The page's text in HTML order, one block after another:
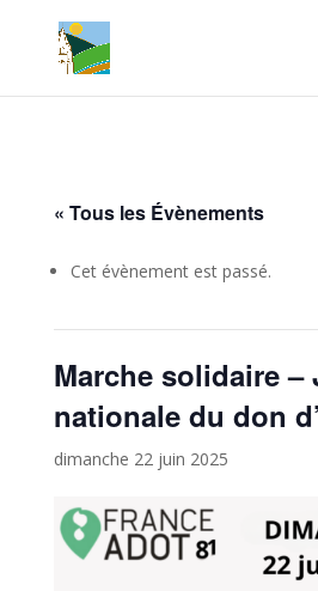
« Tous les Évènements
Cet évènement est passé.
Marche solidaire –
nationale du don
dimanche 22 juin 2025